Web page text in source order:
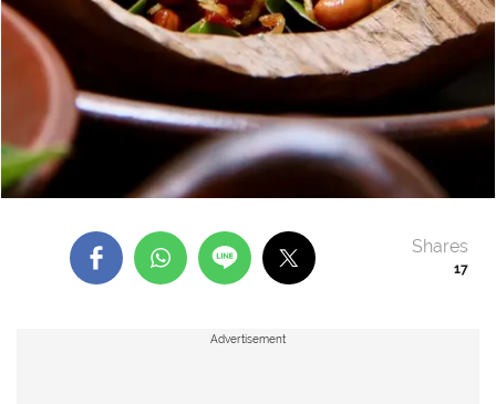
17
Shares
Advertisement